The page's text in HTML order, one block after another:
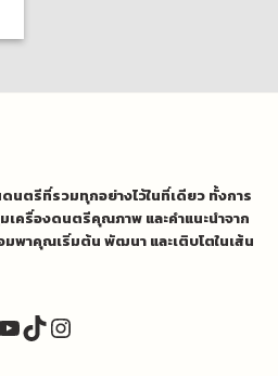
ตรีที่รวมทุกอย่างไว้ในที่เดียว ทั้งการ
ครื่องดนตรีคุณภาพ และคำแนะนำจาก
พาคุณเริ่มต้น พัฒนา และเติบโตในเส้น
TikTok
Instagram